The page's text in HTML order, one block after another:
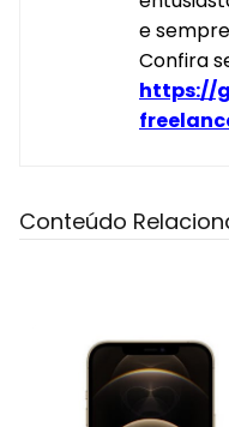
e
Confira
https://
Conteúdo